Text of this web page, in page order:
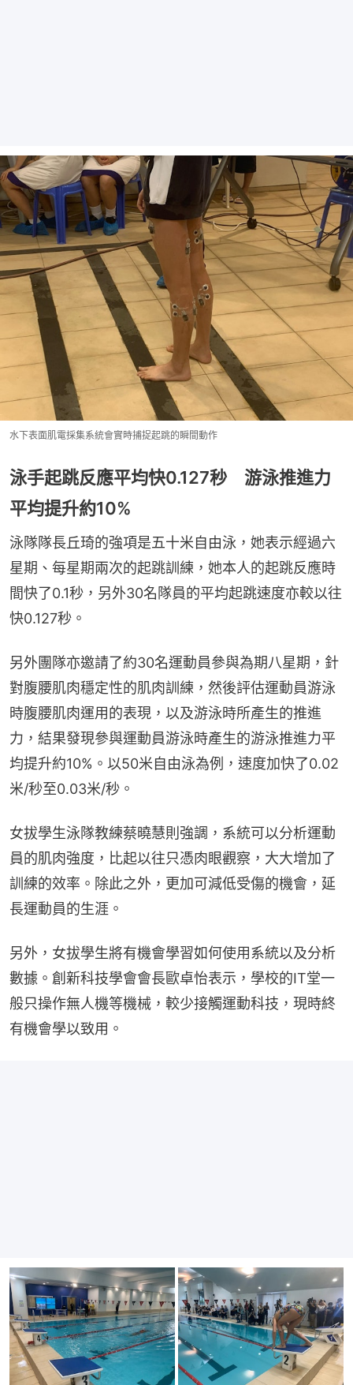
水下表面肌電採集系統會實時捕捉起跳的瞬間動作
泳手起跳反應平均快0.127秒 游泳推進力
平均提升約10%
泳隊隊長丘琦的強項是五十米自由泳，她表示經過六
星期、每星期兩次的起跳訓練，她本人的起跳反應時
間快了0.1秒，另外30名隊員的平均起跳速度亦較以往
快0.127秒。
另外團隊亦邀請了約30名運動員參與為期八星期，針
對腹腰肌肉穩定性的肌肉訓練，然後評估運動員游泳
時腹腰肌肉運用的表現，以及游泳時所產生的推進
力，結果發現參與運動員游泳時產生的游泳推進力平
均提升約10%。以50米自由泳為例，速度加快了0.02
米/秒至0.03米/秒。
女拔學生泳隊教練蔡曉慧則強調，系統可以分析運動
員的肌肉強度，比起以往只憑肉眼觀察，大大增加了
訓練的效率。除此之外，更加可減低受傷的機會，延
長運動員的生涯。
另外，女拔學生將有機會學習如何使用系統以及分析
數據。創新科技學會會長歐卓怡表示，學校的IT堂一
般只操作無人機等機械，較少接觸運動科技，現時終
有機會學以致用。